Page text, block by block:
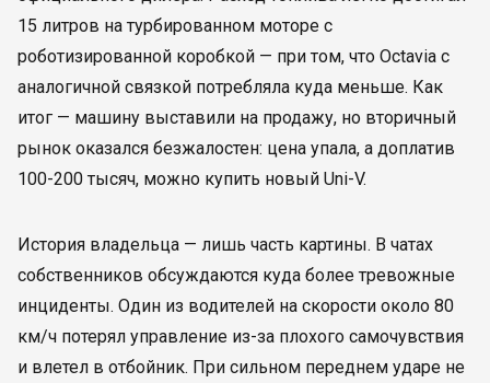
15 литров на турбированном моторе с
роботизированной коробкой — при том, что Octavia с
аналогичной связкой потребляла куда меньше. Как
итог — машину выставили на продажу, но вторичный
рынок оказался безжалостен: цена упала, а доплатив
100-200 тысяч, можно купить новый Uni-V.
История владельца — лишь часть картины. В чатах
собственников обсуждаются куда более тревожные
инциденты. Один из водителей на скорости около 80
км/ч потерял управление из-за плохого самочувствия
и влетел в отбойник. При сильном переднем ударе не